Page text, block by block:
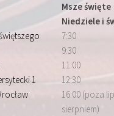
1
Msze święte
Niedziele i
7:30
9:30
11:00
12:30
16:00 (poza
sierpniem)